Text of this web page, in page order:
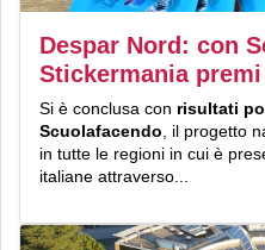
Despar Nord: con
Stickermania
Si è conclusa con risultati
Scuolafacendo , il progetto
in tutte le regioni in cui è
italiane attraverso...